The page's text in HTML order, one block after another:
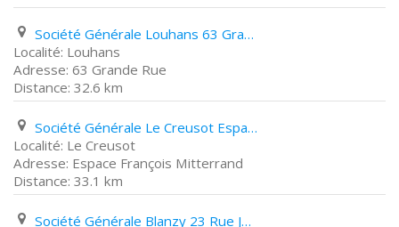
Société Générale Louhans 63 Grande Rue
Louhans
63 Grande Rue
32.6 km
Société Générale Le Creusot Espace François Mitterrand
Le Creusot
Espace François Mitterrand
33.1 km
Société Générale Blanzy 23 Rue Joseph Lambert